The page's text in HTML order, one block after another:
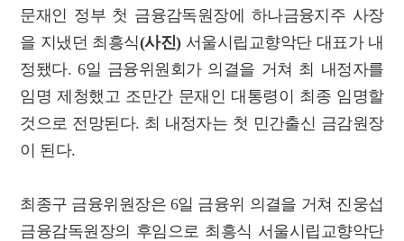
문재인 정부 첫 금융감독원장에 하나금융지주 사장
을 지냈던 최흥식(사진)서울시립교향악단 대표가 내
정됐다. 6일 금융위원회가 의결을 거쳐 최 내정자를
임명 제청했고 조만간 문재인 대통령이 최종 임명할
것으로 전망된다. 최 내정자는 첫 민간출신 금감원장
이 된다.
최종구 금융위원장은 6일 금융위 의결을 거쳐 진웅섭
금융감독원장의 후임으로 최흥식 서울시립교향악단